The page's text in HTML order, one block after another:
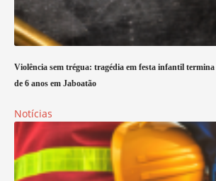
Violência sem trégua: tragédia em festa infantil
de 6 anos em Jaboatão
Notícias